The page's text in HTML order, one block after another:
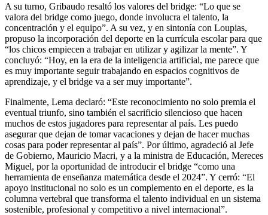
A su turno, Gribaudo resaltó los valores del bridge: “Lo que se
valora del bridge como juego, donde involucra el talento, la
concentración y el equipo”. A su vez, y en sintonía con Loupias,
propuso la incorporación del deporte en la currícula escolar para que
“los chicos empiecen a trabajar en utilizar y agilizar la mente”. Y
concluyó: “Hoy, en la era de la inteligencia artificial, me parece que
es muy importante seguir trabajando en espacios cognitivos de
aprendizaje, y el bridge va a ser muy importante”.
Finalmente, Lema declaró: “Este reconocimiento no solo premia el
eventual triunfo, sino también el sacrificio silencioso que hacen
muchos de estos jugadores para representar al país. Les puedo
asegurar que dejan de tomar vacaciones y dejan de hacer muchas
cosas para poder representar al país”. Por último, agradeció al Jefe
de Gobierno, Mauricio Macri, y a la ministra de Educación, Mereces
Miguel, por la oportunidad de introducir el bridge “como una
herramienta de enseñanza matemática desde el 2024”. Y cerró: “El
apoyo institucional no solo es un complemento en el deporte, es la
columna vertebral que transforma el talento individual en un sistema
sostenible, profesional y competitivo a nivel internacional”.